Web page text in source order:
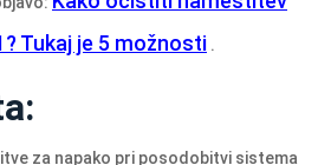
Tukaj je 5 možnosti .
za napako pri posodobitvi sistema